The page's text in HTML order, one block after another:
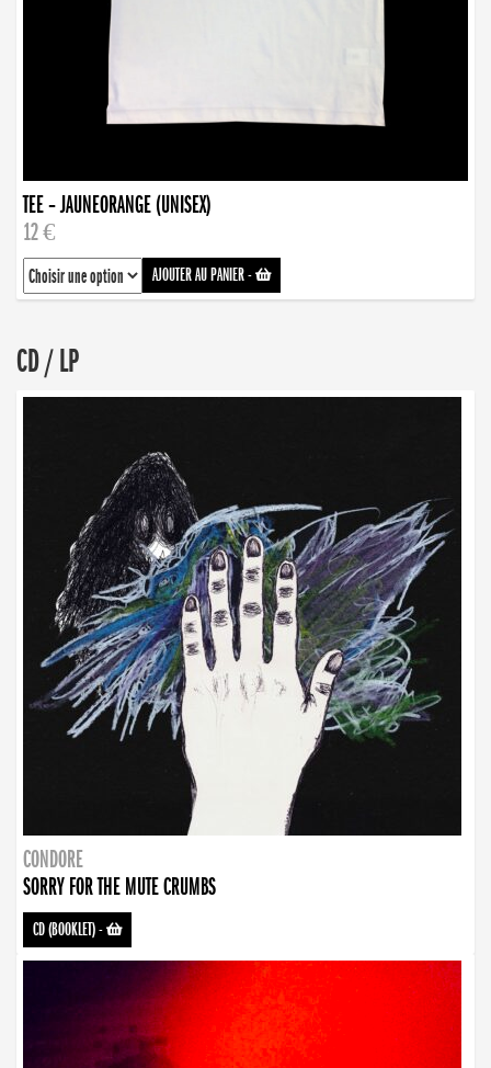
TEE – JAUNEORANGE (UNISEX)
12 €
AJOUTER AU PANIER-
CD / LP
CONDORE
SORRY FOR THE MUTE CRUMBS
CD (BOOKLET)-